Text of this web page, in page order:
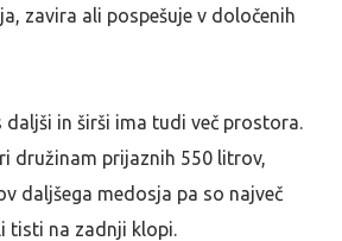
zavira ali pospešuje v določenih
daljši in širši ima tudi več prostora.
družinam prijaznih 550 litrov,
daljšega medosja pa so največ
tisti na zadnji klopi.